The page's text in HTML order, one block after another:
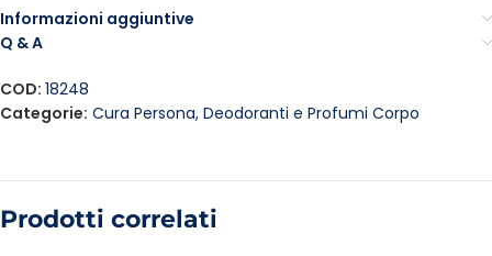
Informazioni aggiuntive
Q & A
COD: 18248
Categorie: Cura Persona, Deodoranti e Profumi Corpo
Prodotti correlati